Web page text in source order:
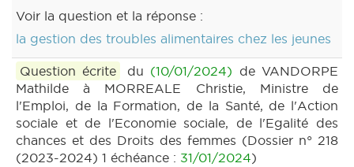
Voir la question et la réponse :
la gestion des troubles alimentaires chez les jeunes
Question écrite du (10/01/2024) de VANDORPE
Mathilde à MORREALE Christie, Ministre de
l'Emploi, de la Formation, de la Santé, de l'Action
sociale et de l'Economie sociale, de l'Egalité des
chances et des Droits des femmes (Dossier n° 218
(2023-2024) 1 échéance : 31/01/2024)